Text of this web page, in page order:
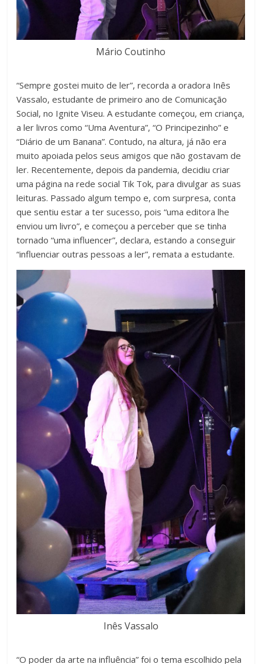
Mário Coutinho
“Sempre gostei muito de ler”, recorda a oradora Inês
Vassalo, estudante de primeiro ano de Comunicação
Social, no Ignite Viseu. A estudante começou, em criança,
a ler livros como “Uma Aventura”, “O Principezinho” e
“Diário de um Banana”. Contudo, na altura, já não era
muito apoiada pelos seus amigos que não gostavam de
ler. Recentemente, depois da pandemia, decidiu criar
uma página na rede social Tik Tok, para divulgar as suas
leituras. Passado algum tempo e, com surpresa, conta
que sentiu estar a ter sucesso, pois “uma editora lhe
enviou um livro”, e começou a perceber que se tinha
tornado “uma influencer”, declara, estando a conseguir
“influenciar outras pessoas a ler”, remata a estudante.
Inês Vassalo
“O poder da arte na influência” foi o tema escolhido pela